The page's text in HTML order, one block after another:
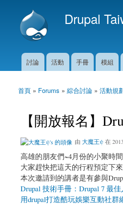
Drupal
主選單
討論 活動 手冊 模組
您在這裡
首頁 » Forums » 綜合討論 » 活動規
【開放報名】
由 大魔王ψ 在
高雄的朋友們~4月份的小聚時
大家趕快把這天的行程預定下來
本次邀請到的講者是有參與
Drupal 技術手冊：Drupal 7 最
用drupal打造酷玩娛樂互動社群